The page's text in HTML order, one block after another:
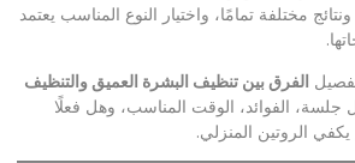
مختلفة تمامًا، واختيار النوع المناسب يعتمد
الفرق بين تنظيف البشرة العميق والتنظيف
الفوائد، الوقت المناسب، وهل فعلًا
الروتين المنزلي.